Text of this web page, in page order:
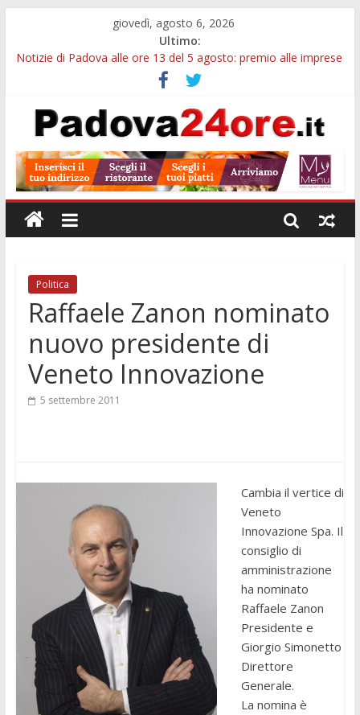
giovedì, agosto 6, 2026
Ultimo:
Notizie di Padova alle ore 13 del 5 agosto: premio alle imprese
Notizie di Padova alle ore 21: SIT torna all’utile, crescono le
auto nuove e concorsi comunali
Transizione 4.0, più tempo alle imprese del Padovano:
Quando le dimissioni non fanno perdere la NASpI: le tutele
previste nei casi di violenza di genere
Malattie neurodegenerative, uno studio dell’Università di
Padova parte dall’infiammazione intestinale
Politica
Raffaele Zanon nominato
nuovo presidente di
Veneto Innovazione
5 settembre 2011
Cambia il vertice di
Veneto
Innovazione Spa. Il
consiglio di
amministrazione
ha nominato
Raffaele Zanon
Presidente e
Giorgio Simonetto
Direttore
Generale.
La nomina è